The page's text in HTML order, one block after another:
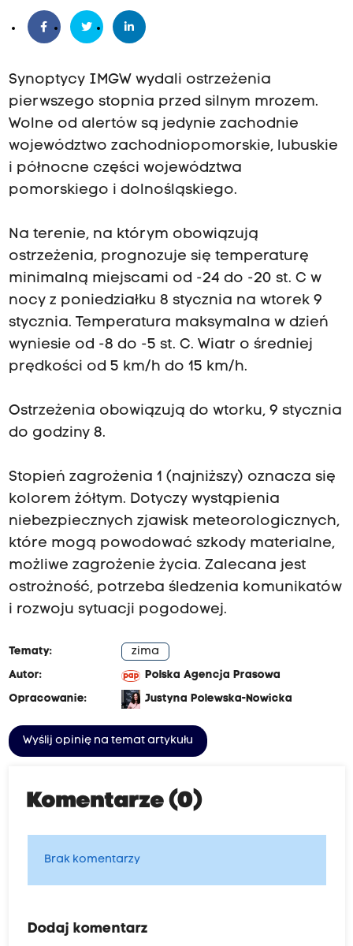
Synoptycy IMGW wydali ostrzeżenia
pierwszego stopnia przed silnym mrozem.
Wolne od alertów są jedynie zachodnie
województwo zachodniopomorskie, lubuskie
i północne części województwa
pomorskiego i dolnośląskiego.
Na terenie, na którym obowiązują
ostrzeżenia, prognozuje się temperaturę
minimalną miejscami od -24 do -20 st. C w
nocy z poniedziałku 8 stycznia na wtorek 9
stycznia. Temperatura maksymalna w dzień
wyniesie od -8 do -5 st. C. Wiatr o średniej
prędkości od 5 km/h do 15 km/h.
Ostrzeżenia obowiązują do wtorku, 9 stycznia
do godziny 8.
Stopień zagrożenia 1 (najniższy) oznacza się
kolorem żółtym. Dotyczy wystąpienia
niebezpiecznych zjawisk meteorologicznych,
które mogą powodować szkody materialne,
możliwe zagrożenie życia. Zalecana jest
ostrożność, potrzeba śledzenia komunikatów
i rozwoju sytuacji pogodowej.
Tematy:
zima
Autor:
Polska Agencja Prasowa
Opracowanie:
Justyna Polewska-Nowicka
Wyślij opinię na temat artykułu
Komentarze (0)
Brak komentarzy
Dodaj komentarz